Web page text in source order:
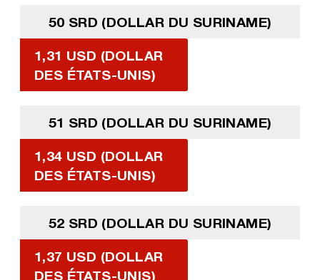
50 SRD (DOLLAR DU SURINAME)
1,31 USD (DOLLAR
DES ÉTATS-UNIS)
51 SRD (DOLLAR DU SURINAME)
1,34 USD (DOLLAR
DES ÉTATS-UNIS)
52 SRD (DOLLAR DU SURINAME)
1,37 USD (DOLLAR
DES ÉTATS-UNIS)